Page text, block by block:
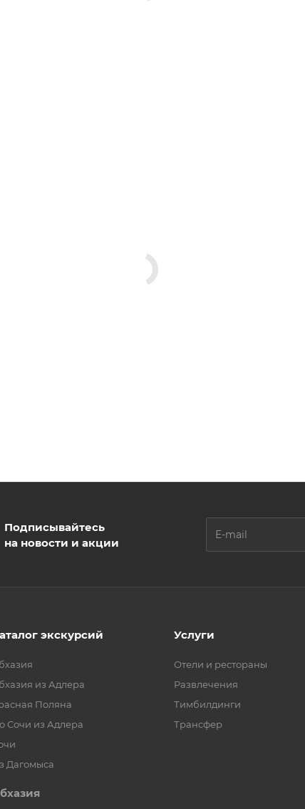
Подписывайтесь
на новости и акции
экскурсий
из Адлера
Поляна
Сочи из Адлера
Дагомыса
Услуги
Отели и рестораны
Развлечения
Тимбилдинги
Трансфер